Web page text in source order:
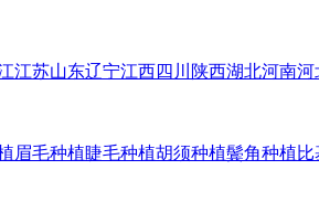
江苏山东辽宁江西四川 陕西湖北河南河
眉毛种植睫毛种植胡须种植鬓角种植